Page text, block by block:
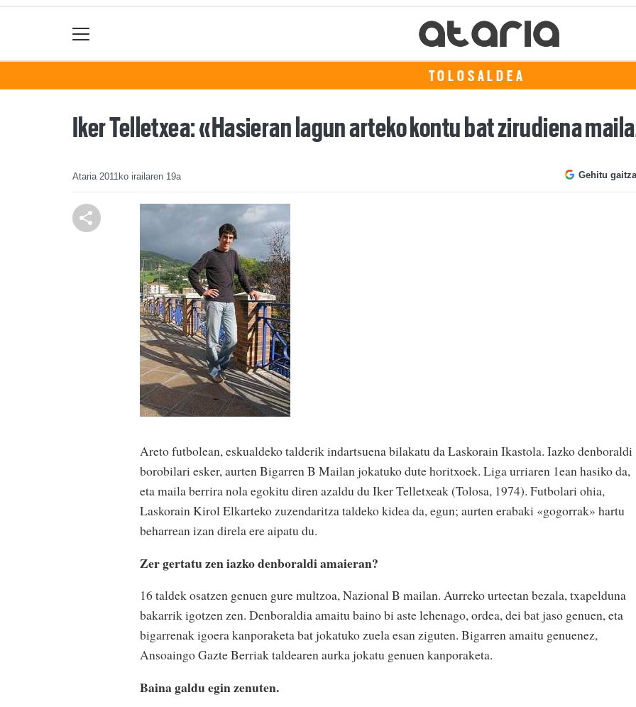
TOLOSALDEA
Iker Telletxea: «Hasieran lagun arteko kontu bat zirudiena
Ataria 2011ko irailaren 19a Gehitu
Areto futbolean, eskualdeko talderik indartsuena bilakatu da Laskorain Ikastola. Iazko denboraldi
borobilari esker, aurten Bigarren B Mailan jokatuko dute horitxoek. Liga urriaren 1ean hasiko da,
eta maila berrira nola egokitu diren azaldu du Iker Telletxeak (Tolosa, 1974). Futbolari ohia,
Laskorain Kirol Elkarteko zuzendaritza taldeko kidea da, egun; aurten erabaki «gogorrak» hartu
beharrean izan direla ere aipatu du.
Zer gertatu zen iazko denboraldi amaieran?
16 taldek osatzen genuen gure multzoa, Nazional B mailan. Aurreko urteetan bezala, txapelduna
bakarrik igotzen zen. Denboraldia amaitu baino bi aste lehenago, ordea, dei bat jaso genuen, eta
bigarrenak igoera kanporaketa bat jokatuko zuela esan ziguten. Bigarren amaitu genuenez,
Ansoaingo Gazte Berriak taldearen aurka jokatu genuen kanporaketa.
Baina galdu egin zenuten.